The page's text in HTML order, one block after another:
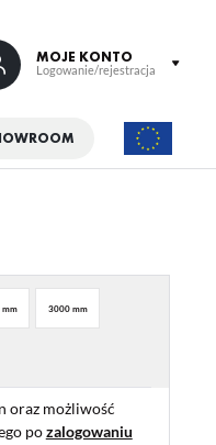
MOJE KONTO
Logowanie/rejestracja
mm 3000 mm
oraz możliwość
pozalogowaniu